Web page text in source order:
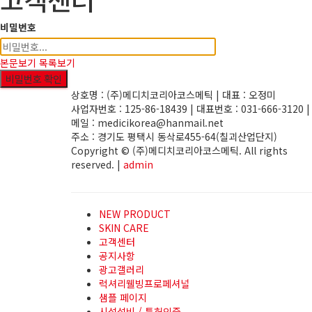
비밀번호
본문보기 목록보기
비밀번호 확인
상호명 : (주)메디치코리아코스메틱 | 대표 : 오정미
사업자번호 : 125-86-18439 | 대표번호 : 031-666-3120 |
메일 : medicikorea@hanmail.net
주소 : 경기도 평택시 동삭로455-64(칠괴산업단지)
Copyright © (주)메디치코리아코스메틱. All rights
reserved. | admin
NEW PRODUCT
SKIN CARE
고객센터
공지사항
광고갤러리
럭셔리웰빙프로페셔널
샘플 페이지